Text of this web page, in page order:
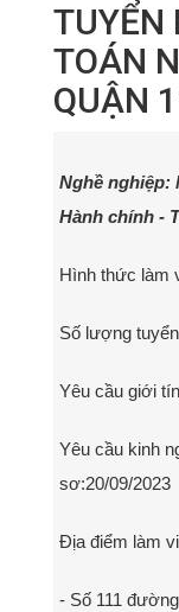
TUYỂN
TOÁN
QUẬN
Nghề nghiệp:
Hành chính -
Hình thức làm
Số lượng
Yêu cầu giới
Yêu cầu kinh
sơ:20/09/2023
Địa điểm làm
- Số 111